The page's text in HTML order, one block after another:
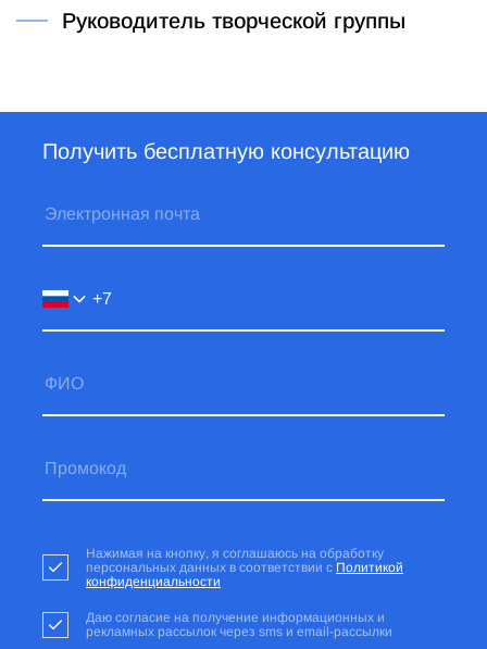
Руководитель творческой группы
Получить бесплатную консультацию
Нажимая на кнопку, я соглашаюсь на обработку
персональных данных в соответствии с Политикой
конфиденциальности
Даю согласие на получение информационных и
рекламных рассылок через sms и email-рассылки